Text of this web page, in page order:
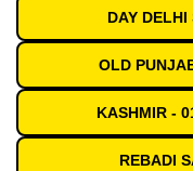
DAY
OLD
KASHMIR -
REBADI